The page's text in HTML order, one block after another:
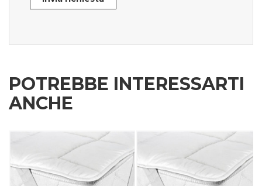
POTREBBE INTERESSARTI
ANCHE